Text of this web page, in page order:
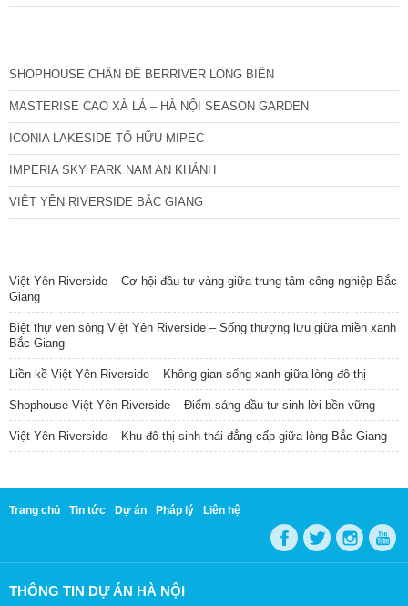
SHOPHOUSE CHÂN ĐẾ BERRIVER LONG BIÊN
MASTERISE CAO XÀ LÁ – HÀ NỘI SEASON GARDEN
ICONIA LAKESIDE TỐ HỮU MIPEC
IMPERIA SKY PARK NAM AN KHÁNH
VIỆT YÊN RIVERSIDE BẮC GIANG
Việt Yên Riverside – Cơ hội đầu tư vàng giữa trung tâm công nghiệp Bắc
Giang
Biệt thự ven sông Việt Yên Riverside – Sống thượng lưu giữa miền xanh
Bắc Giang
Liền kề Việt Yên Riverside – Không gian sống xanh giữa lòng đô thị
Shophouse Việt Yên Riverside – Điểm sáng đầu tư sinh lời bền vững
Việt Yên Riverside – Khu đô thị sinh thái đẳng cấp giữa lòng Bắc Giang
Trang chủ Tin tức Dự án Pháp lý Liên hệ
THÔNG TIN DỰ ÁN HÀ NỘI